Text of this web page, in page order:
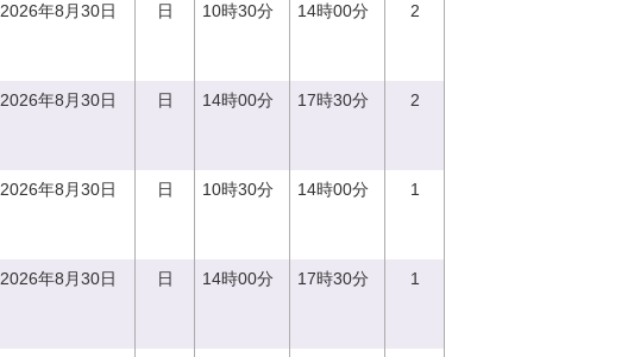
2026年8月30日 日 10時30分 14時00分 2
2026年8月30日 日 14時00分 17時30分 2
2026年8月30日 日 10時30分 14時00分 1
2026年8月30日 日 14時00分 17時30分 1